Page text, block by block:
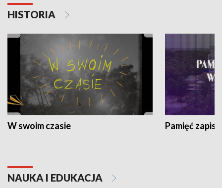
HISTORIA
W swoim czasie Pamięć
NAUKA I EDUKACJA